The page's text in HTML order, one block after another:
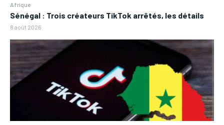
Afrique
Sénégal : Trois créateurs TikTok arrêtés, les détails
8 août 2026